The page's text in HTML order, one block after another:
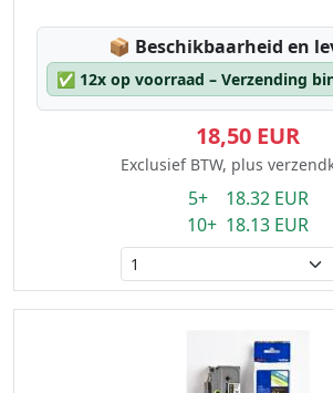
📦 Lagerstatus:
Beschikbaarheid en
✅ 12x op voorraad – Verzending
18,50 EUR
Exclusief BTW, plus
5+ 18.32 EUR
10+ 18.13 EUR